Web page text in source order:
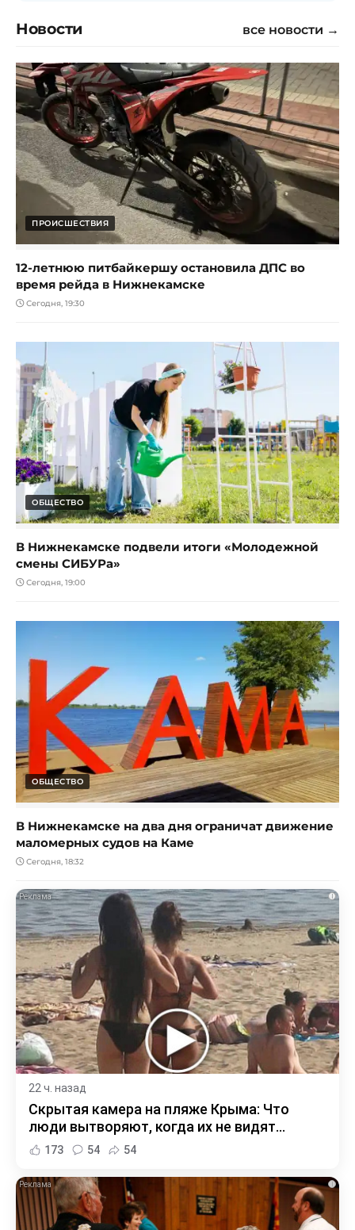
Новости все новости →
ПРОИСШЕСТВИЯ
12-летнюю питбайкершу остановила ДПС во
время рейда в Нижнекамске
Сегодня, 19:30
ОБЩЕСТВО
В Нижнекамске подвели итоги «Молодежной
смены СИБУРа»
Сегодня, 19:00
ОБЩЕСТВО
В Нижнекамске на два дня ограничат движение
маломерных судов на Каме
Сегодня, 18:32
i
22 ч. назад
Скрытая камера на пляже Крыма: Что
люди вытворяют, когда их не видят...
173 54 54
i